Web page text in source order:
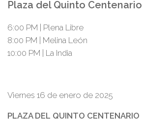
Plaza del Quinto Centenario
6:00 PM | Plena Libre
8:00 PM | Melina León
10:00 PM | La India
Viernes 16 de enero de 2025
PLAZA DEL QUINTO CENTENARIO